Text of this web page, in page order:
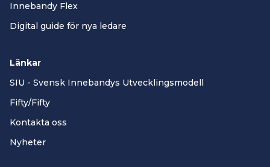
Innebandy Flex
Digital guide för nya ledare
Länkar
SIU - Svensk Innebandys Utvecklingsmodell
Fifty/Fifty
Kontakta oss
Nyheter